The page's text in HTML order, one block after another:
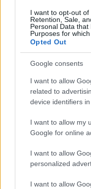
I want to opt-out of
Retention, Sale,
Personal Data
Purposes for
Opted Out
Google consents
I want to allow
related to
device identifiers in
I want to allow my
Google for online
I want to allow
personalized
I want to allow
06/08/2026
Το πάλεψε μέχρι
Η FIVB σχεδιάζει
Πρωτάθλημα τον